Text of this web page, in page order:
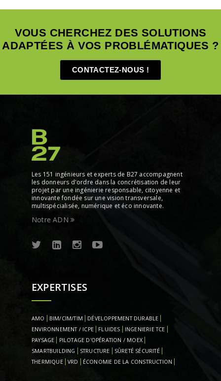
VOUS CHERCHEZ DES SOLUTIONS
ADAPTÉES À VOS PROBLÉMATIQUES ?
CONTACTEZ-NOUS !
Les 151 ingénieurs et experts de B27 accompagnent
les donneurs d'ordre dans la concrétisation de leur
projet par une ingénierie responsable, citoyenne et
innovante fondée sur une vision transversale,
multispécialisée, numérique et éco innovante.
Notre ADN
EXPERTISES
AMO BIM/CIM/TIM
DÉVELOPPEMENT DURABLE
ENVIRONNEMENT / ICPE
FLUIDES
INGENIERIE TCE
PAYSAGE
PILOTAGE D'OPÉRATION / MOEX
SMARTBUILDING
STRUCTURE
SÛRETÉ SÉCURITÉ
THERMIQUE
VRD ÉCONOMIE DE LA CONSTRUCTION